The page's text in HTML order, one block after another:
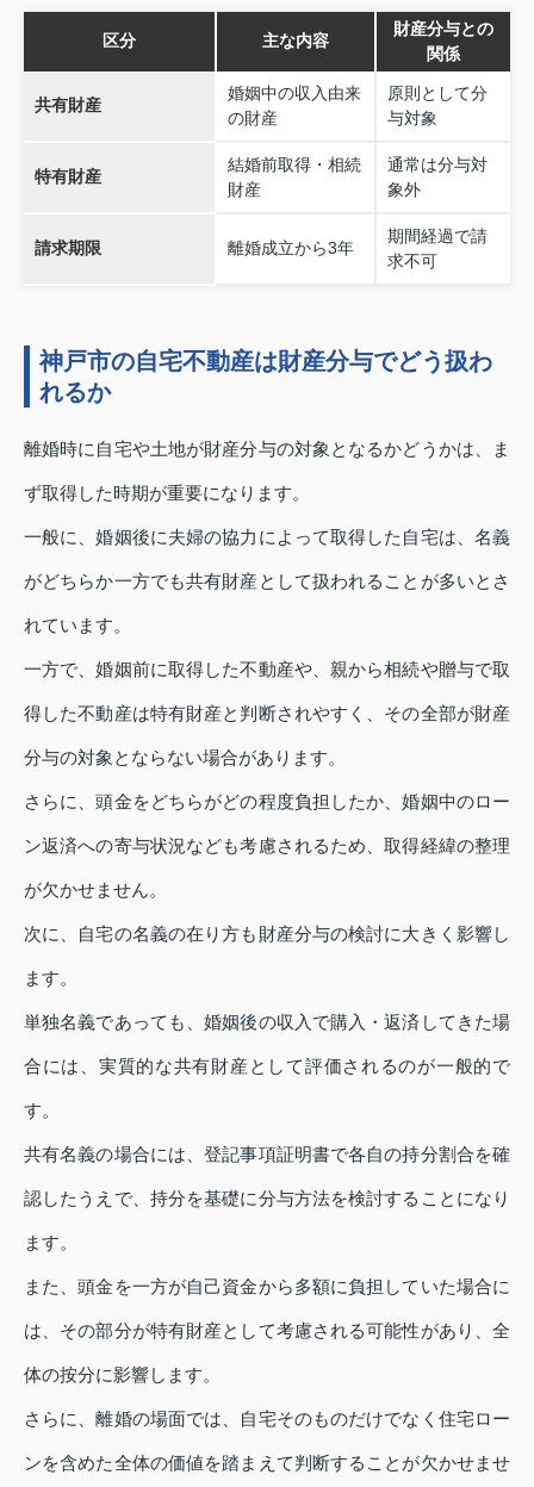
区分 主な内容
財産分与との
関係
共有財産
婚姻中の収入由来
の財産
原則として分
与対象
特有財産
結婚前取得・相続
財産
通常は分与対
象外
請求期限 離婚成立から3年
期間経過で請
求不可
神戸市の自宅不動産は財産分与でどう扱わ
れるか
離婚時に自宅や土地が財産分与の対象となるかどうかは、ま
ず取得した時期が重要になります。
一般に、婚姻後に夫婦の協力によって取得した自宅は、名義
がどちらか一方でも共有財産として扱われることが多いとさ
れています。
一方で、婚姻前に取得した不動産や、親から相続や贈与で取
得した不動産は特有財産と判断されやすく、その全部が財産
分与の対象とならない場合があります。
さらに、頭金をどちらがどの程度負担したか、婚姻中のロー
ン返済への寄与状況なども考慮されるため、取得経緯の整理
が欠かせません。
次に、自宅の名義の在り方も財産分与の検討に大きく影響し
ます。
単独名義であっても、婚姻後の収入で購入・返済してきた場
合には、実質的な共有財産として評価されるのが一般的で
す。
共有名義の場合には、登記事項証明書で各自の持分割合を確
認したうえで、持分を基礎に分与方法を検討することになり
ます。
また、頭金を一方が自己資金から多額に負担していた場合に
は、その部分が特有財産として考慮される可能性があり、全
体の按分に影響します。
さらに、離婚の場面では、自宅そのものだけでなく住宅ロー
ンを含めた全体の価値を踏まえて判断することが欠かせませ